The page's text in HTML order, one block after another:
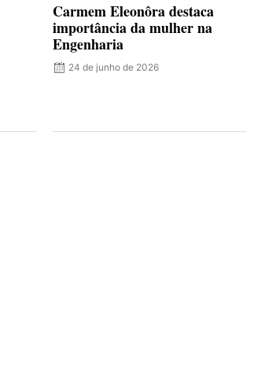
Carmem Eleonôra destaca
importância da mulher na
Engenharia
24 de junho de 2026